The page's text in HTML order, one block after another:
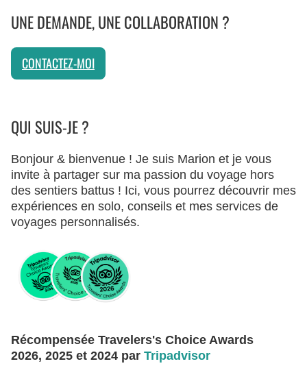
UNE DEMANDE, UNE COLLABORATION ?
CONTACTEZ-MOI
QUI SUIS-JE ?
Bonjour & bienvenue ! Je suis Marion et je vous
invite à partager sur ma passion du voyage hors
des sentiers battus ! Ici, vous pourrez découvrir mes
expériences en solo, conseils et mes services de
voyages personnalisés.
Récompensée Travelers's Choice Awards
2026, 2025 et 2024 par Tripadvisor